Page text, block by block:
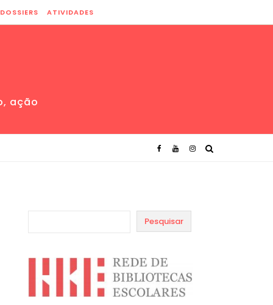
DOSSIERS ATIVIDADES
ação
Pesquisar